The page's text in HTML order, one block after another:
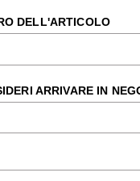
DELL'ARTICOLO
ARRIVARE IN